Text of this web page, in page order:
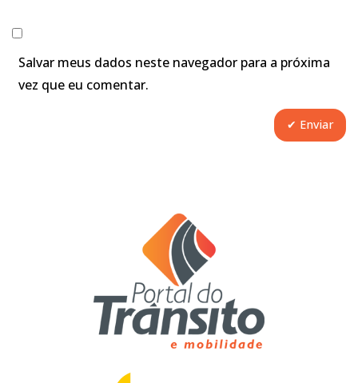
Salvar meus dados neste navegador para a próxima
vez que eu comentar.